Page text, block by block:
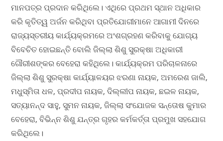
ମାନପତ୍ର ପ୍ରଦାନ କରିଥିଲେ। ଏଥିରେ ପ୍ରଥମ ସ୍ଥାନ ଅଧିକାର
କରି କୃତିତ୍ୱ ଅର୍ଜନ କରିଥିବା ପ୍ରତିଯୋଗୀମାନେ ଆଗାମୀ ଦିନରେ
ରାଜ୍ୟସ୍ତରୀୟ କାର୍ଯ୍ୟକ୍ରମରେ ଅଂଶଗ୍ରହଣ କରିବାକୁ ଯୋଗ୍ୟ
ବିବେଚିତ ହୋଇଛନ୍ତି ବୋଲି ଜିଲ୍ଲା ଶିଶୁ ସୁରକ୍ଷା ଅଧିକାରୀ
ଗୌରୀଶଙ୍କର ବେହେରା କହିଥିଲେ। କାର୍ଯ୍ୟକ୍ରମ ପରିଚାଳନାରେ
ଜିଲ୍ଲା ଶିଶୁ ସୁରକ୍ଷା କାର୍ଯ୍ୟାଳୟର ଝରଣା ନାୟକ, ଅମରେଶ ଜାଲି,
ମଧୁସ୍ମିତା ଧଳ, ପ୍ରଦୀପ ନାୟକ, ଦିଲ୍ଲୀପ ନାୟକ, ଛଇଳ ନାୟକ,
ସତ୍ୟାନନ୍ଦ ସାହୁ, ସୁମନ ନାୟକ, ଜିଲ୍ଲା ସଂଯୋଜକ ସନ୍ତୋଷ କୁମାର
ବେହେରା, ବିଭିନ୍ନ ଶିଶୁ ଯନ୍ତ୍ର ଗୃହର କର୍ମକର୍ତ୍ତା ପ୍ରମୁଖ ସହଯୋଗ
କରିଥିଲେ।